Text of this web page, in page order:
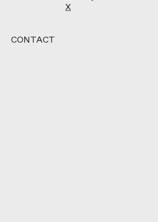
X
CONTACT